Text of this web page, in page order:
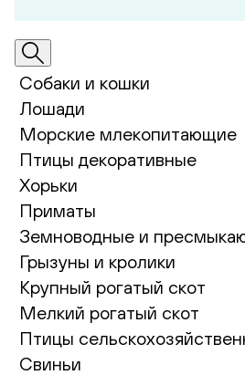
Собаки и кошки
Лошади
Морские млекопитающие
Птицы декоративные
Хорьки
Приматы
Земноводные и
Грызуны и кролики
Крупный рогатый скот
Мелкий рогатый скот
Птицы
Свиньи